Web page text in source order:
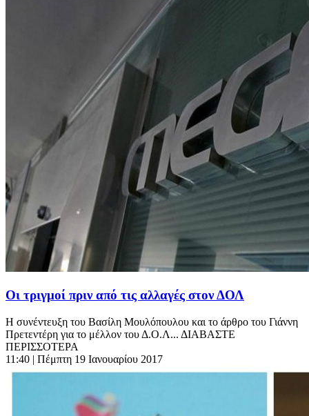
Οι τριγμοί πριν από τις αλλαγές στον ΔΟΛ
Η συνέντευξη του Βασίλη Μουλόπουλου και το άρθρο του Γιάννη
Πρετεντέρη για το μέλλον του Δ.Ο.Λ... ΔΙΑΒΑΣΤΕ
ΠΕΡΙΣΣΟΤΕΡΑ
11:40 | Πέμπτη 19 Ιανουαρίου 2017